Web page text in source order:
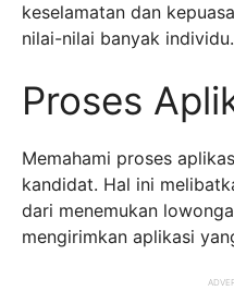
keselamatan dan
nilai-nilai banyak individu.
Proses
Memahami proses
kandidat. Hal ini
dari menemukan
mengirimkan aplikasi